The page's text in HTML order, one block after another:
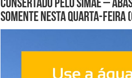
consertado pelo Simae –
somente nesta quarta-feira